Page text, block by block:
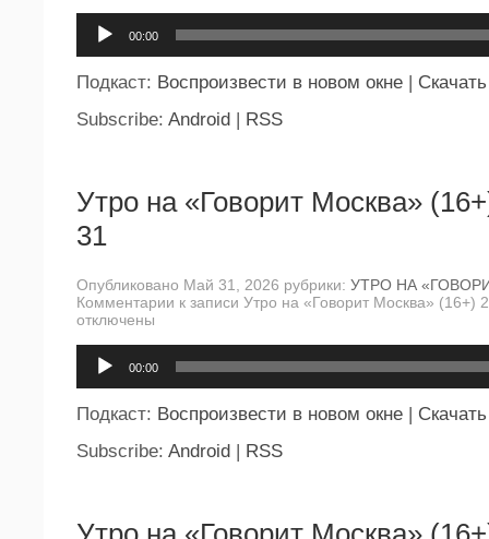
00:00
Подкаст: Воспроизвести в новом окне | Скачать
Subscribe: Android | RSS
Утро на «Говорит Москва»
31
Опубликовано Май 31, 2026 рубрики: УТРО НА
Комментарии к записи Утро на «Говорит Москва» (16+)
отключены
00:00
Подкаст: Воспроизвести в новом окне
Скачать
Subscribe: Android RSS